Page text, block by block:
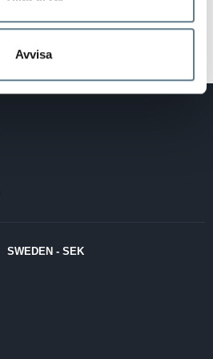
Avvisa
SWEDEN - SEK